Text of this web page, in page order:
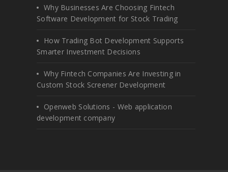
Why Businesses Are Choosing Fintech
Software Development for Stock Trading
How Trading Bot Development Supports
Smarter Investment Decisions
Why Fintech Companies Are Investing in
Custom Stock Screener Development
Openweb Solutions - Web application
development company